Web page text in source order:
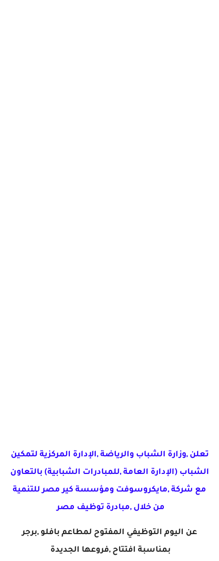
تعلن ,وزارة الشباب والرياضة ,الإدارة المركزية لتمكين
الشباب (الإدارة العامة ,للمبادرات الشبابية) بالتعاون
مع شركة ,مايكروسوفت ومؤسسة كير مصر للتنمية
من خلال ,مبادرة توظيف مصر
عن اليوم التوظيفي المفتوح لمطاعم بافلو ,برجر
بمناسبة افتتاح ,فروعها الجديدة